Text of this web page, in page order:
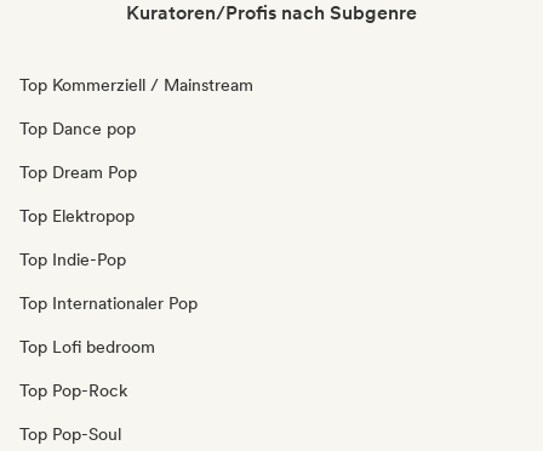
Kuratoren/Profis nach Subgenre
Top Kommerziell / Mainstream
Top Dance pop
Top Dream Pop
Top Elektropop
Top Indie-Pop
Top Internationaler Pop
Top Lofi bedroom
Top Pop-Rock
Top Pop-Soul